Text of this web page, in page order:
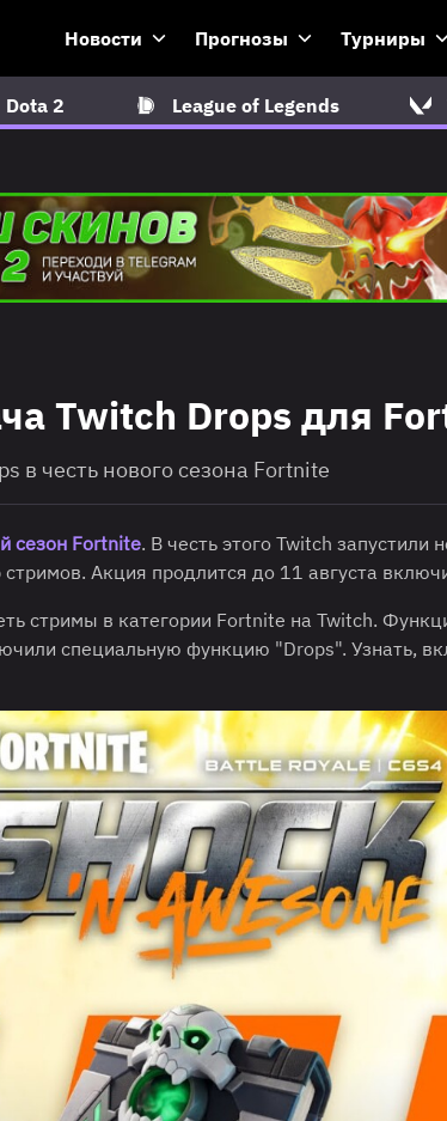
Новости Прогнозы Турниры
Dota 2 League of Legends
Twitch Drops для
в честь нового сезона Fortnite
сезон Fortnite. В честь этого Twitch
Акция продлится до 11 августа
стримы в категории Fortnite на Twitch.
специальную функцию "Drops". Узнать,